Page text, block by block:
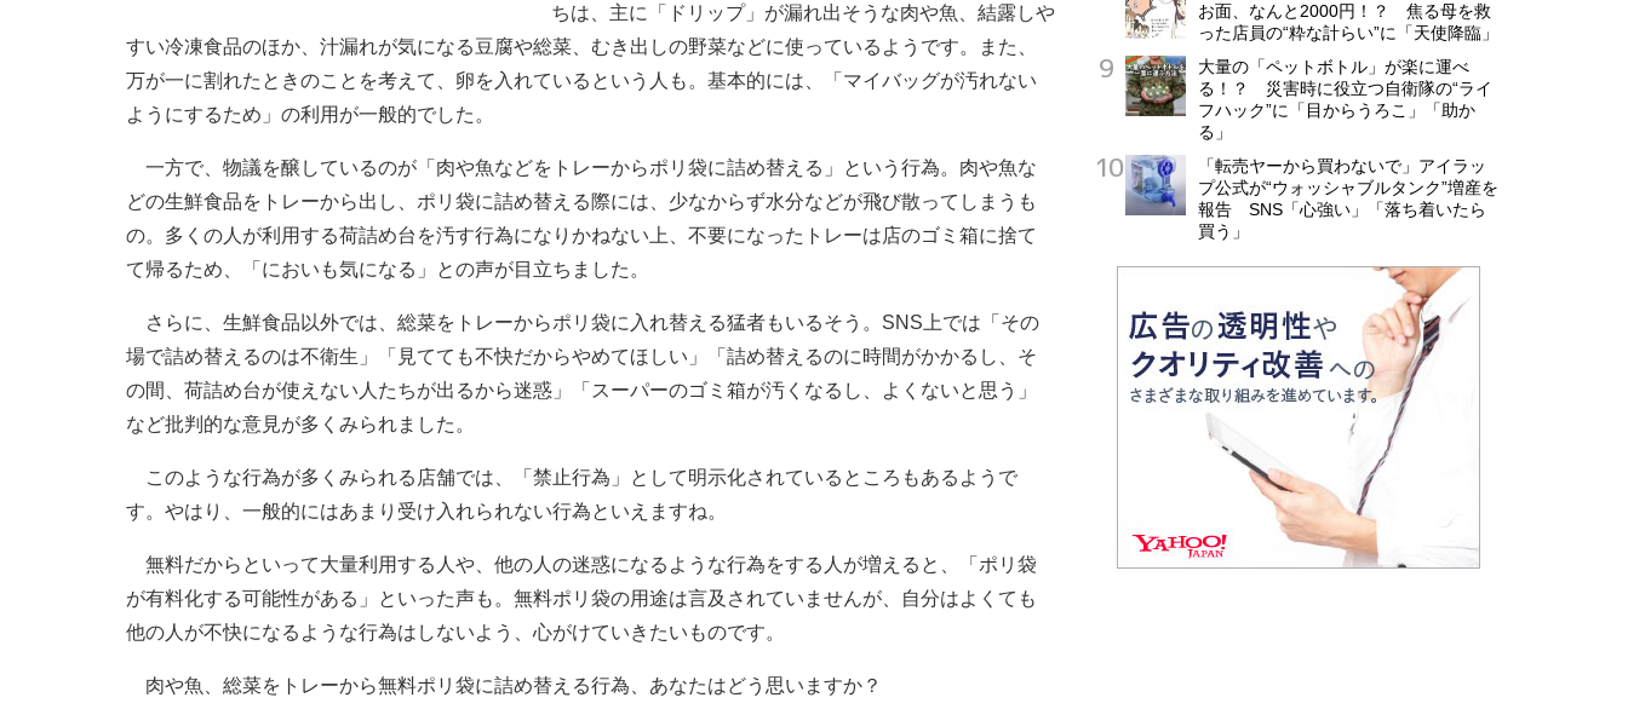
ちは、主に「ドリップ」が漏れ出そうな肉や魚、結露しや
すい冷凍食品のほか、汁漏れが気になる豆腐や総菜、むき出しの野菜などに使っているようです。また、
万が一に割れたときのことを考えて、卵を入れているという人も。基本的には、「マイバッグが汚れない
ようにするため」の利用が一般的でした。
一方で、物議を醸しているのが「肉や魚などをトレーからポリ袋に詰め替える」という行為。肉や魚な
どの生鮮食品をトレーから出し、ポリ袋に詰め替える際には、少なからず水分などが飛び散ってしまうも
の。多くの人が利用する荷詰め台を汚す行為になりかねない上、不要になったトレーは店のゴミ箱に捨て
て帰るため、「においも気になる」との声が目立ちました。
さらに、生鮮食品以外では、総菜をトレーからポリ袋に入れ替える猛者もいるそう。SNS上では「その
場で詰め替えるのは不衛生」「見てても不快だからやめてほしい」「詰め替えるのに時間がかかるし、そ
の間、荷詰め台が使えない人たちが出るから迷惑」「スーパーのゴミ箱が汚くなるし、よくないと思う」
など批判的な意見が多くみられました。
このような行為が多くみられる店舗では、「禁止行為」として明示化されているところもあるようで
す。やはり、一般的にはあまり受け入れられない行為といえますね。
無料だからといって大量利用する人や、他の人の迷惑になるような行為をする人が増えると、「ポリ袋
が有料化する可能性がある」といった声も。無料ポリ袋の用途は言及されていませんが、自分はよくても
他の人が不快になるような行為はしないよう、心がけていきたいものです。
肉や魚、総菜をトレーから無料ポリ袋に詰め替える行為、あなたはどう思いますか？
お面、なんと2000円！？ 焦る母を救
った店員の“粋な計らい”に「天使降臨」
大量の「ペットボトル」が楽に運べ
る！？ 災害時に役立つ自衛隊の“ライ
フハック”に「目からうろこ」「助か
る」
「転売ヤーから買わないで」アイラッ
プ公式が“ウォッシャブルタンク”増産を
報告 SNS「心強い」「落ち着いたら
買う」